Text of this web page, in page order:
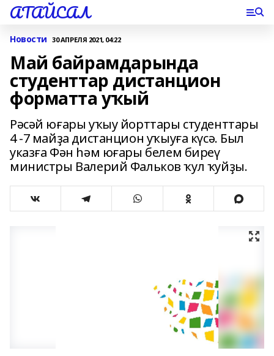
АТАЙСАЛ
Новости 30 АПРЕЛЯ 2021, 04:22
Май байрамдарында
студенттар дистанцион
форматта уҡый
Рәсәй юғары уҡыу йорттары студенттары
4 -7 майҙа дистанцион уҡыуға күсә. Был
указға Фән һәм юғары белем биреү
министры Валерий Фальков ҡул ҡуйҙы.